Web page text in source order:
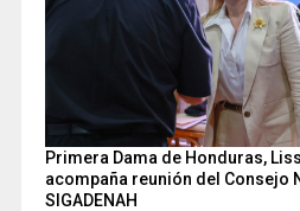
Primera Dama de Honduras,
acompaña reunión del Consejo
SIGADENAH